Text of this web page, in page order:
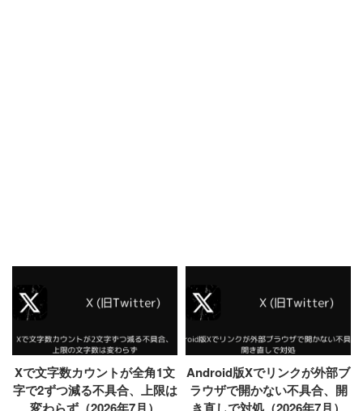
Xで文字数カウントが全角1文
字で2ずつ減る不具合、上限は
Android版Xでリンクが外部ブ
ラウザで開かない不具合、開